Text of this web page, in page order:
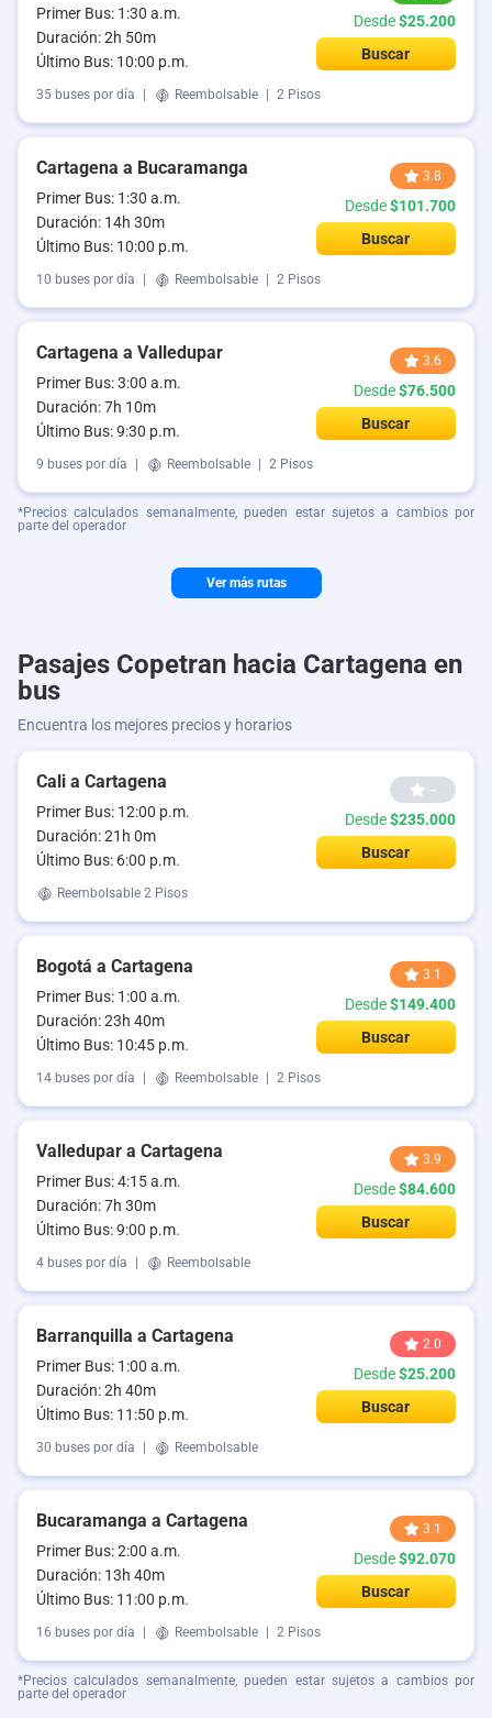
Primer Bus: 1:30 a.m.
Duración: 2h 50m
Último Bus: 10:00 p.m.
Desde$25.200
Buscar
35 buses por día Reembolsable 2 Pisos
Cartagena a Bucaramanga
Primer Bus: 1:30 a.m.
Duración: 14h 30m
Último Bus: 10:00 p.m.
3.8
Desde$101.700
Buscar
10 buses por día Reembolsable 2 Pisos
Cartagena a Valledupar
Primer Bus: 3:00 a.m.
Duración: 7h 10m
Último Bus: 9:30 p.m.
3.6
Desde$76.500
Buscar
9 buses por día Reembolsable 2 Pisos
*Precios calculados semanalmente, pueden estar sujetos a cambios por
parte del operador
Ver más rutas
Pasajes Copetran hacia Cartagena en
bus
Encuentra los mejores precios y horarios
Cali a Cartagena
Primer Bus: 12:00 p.m.
Duración: 21h 0m
Último Bus: 6:00 p.m.
--
Desde$235.000
Buscar
Reembolsable 2 Pisos
Bogotá a Cartagena
Primer Bus: 1:00 a.m.
Duración: 23h 40m
Último Bus: 10:45 p.m.
3.1
Desde$149.400
Buscar
14 buses por día Reembolsable 2 Pisos
Valledupar a Cartagena
Primer Bus: 4:15 a.m.
Duración: 7h 30m
Último Bus: 9:00 p.m.
3.9
Desde$84.600
Buscar
4 buses por día Reembolsable
Barranquilla a Cartagena
Primer Bus: 1:00 a.m.
Duración: 2h 40m
Último Bus: 11:50 p.m.
2.0
Desde$25.200
Buscar
30 buses por día Reembolsable
Bucaramanga a Cartagena
Primer Bus: 2:00 a.m.
Duración: 13h 40m
Último Bus: 11:00 p.m.
3.1
Desde$92.070
Buscar
16 buses por día Reembolsable 2 Pisos
*Precios calculados semanalmente, pueden estar sujetos a cambios por
parte del operador